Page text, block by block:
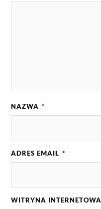
NAZWA *
ADRES EMAIL *
WITRYNA INTERNETOWA